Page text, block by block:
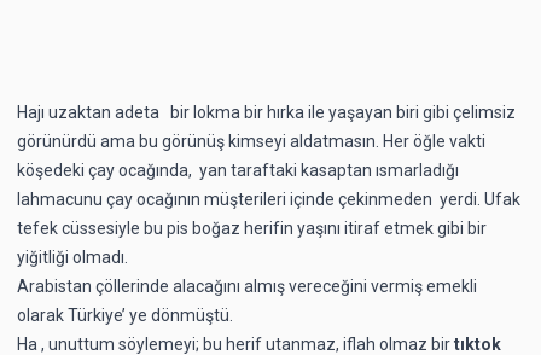
Hajı uzaktan adeta bir lokma bir hırka ile yaşayan biri gibi çelimsiz
görünürdü ama bu görünüş kimseyi aldatmasın. Her öğle vakti
köşedeki çay ocağında, yan taraftaki kasaptan ısmarladığı
lahmacunu çay ocağının müşterileri içinde çekinmeden yerdi. Ufak
tefek cüssesiyle bu pis boğaz herifin yaşını itiraf etmek gibi bir
yiğitliği olmadı.
Arabistan çöllerinde alacağını almış vereceğini vermiş emekli
olarak Türkiye’ ye dönmüştü.
Ha , unuttum söylemeyi; bu herif utanmaz, iflah olmaz birtıktok